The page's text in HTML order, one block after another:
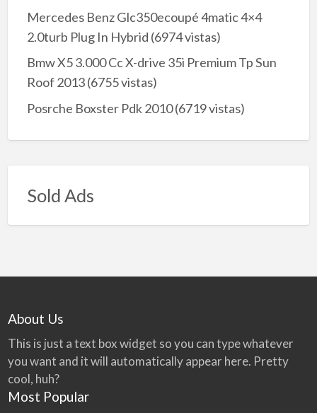
Mercedes Benz Glc350ecoupé 4matic 4×4
2.0turb Plug In Hybrid (6974 vistas)
Bmw X5 3.000 Cc X-drive 35i Premium Tp Sun
Roof 2013(6755 vistas)
Posrche Boxster Pdk 2010(6719 vistas)
Sold Ads
About Us
This is just a text box widget so you can type whatever
you want and it will automatically appear here. Pretty
cool, huh?
Most Popular